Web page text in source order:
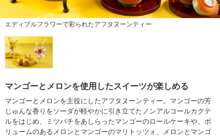
エディブルフラワーで彩られたアフタヌーンティー
マンゴーとメロンを使用したスイーツが楽しめる
マンゴーとメロンを主役にしたアフタヌーンティー。マンゴーの芳
じゅんな香りをソーダが軽やかに引き立てたノンアルコールカクテ
ルをはじめ、ミツバチをあしらったマンゴーのロールケーキや、ボ
リュームのあるメロンとマンゴーのマリトッツォ、メロンとマンゴ